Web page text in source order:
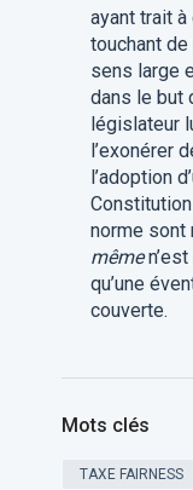
ayant trait
touchant de
sens large
dans le but
législateur
l’exonérer
l’adoption
norme sont
même
qu’une
couverte.
Mots clés
TAXE FAIRNESS